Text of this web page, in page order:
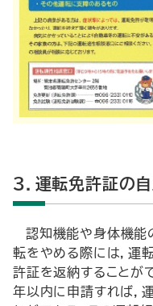
3．運転免許証の
認知機能や身体機能
転をやめる際には，運
許証を返納することが
年以内に申請すれば，